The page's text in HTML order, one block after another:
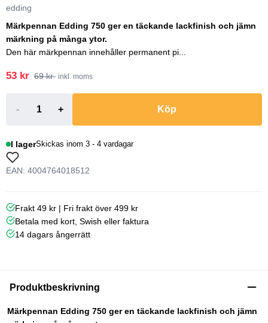
edding
Märkpennan Edding 750 ger en täckande lackfinish och jämn
märkning på många ytor.
Den här märkpennan innehåller permanent pi...
53 kr 69 kr inkl. moms
- + Köp
I lagerSkickas inom 3 - 4 vardagar
EAN: 4004764018512
Frakt 49 kr | Fri frakt över 499 kr
Betala med kort, Swish eller faktura
14 dagars ångerrätt
Produktbeskrivning
Märkpennan Edding 750 ger en täckande lackfinish och jämn